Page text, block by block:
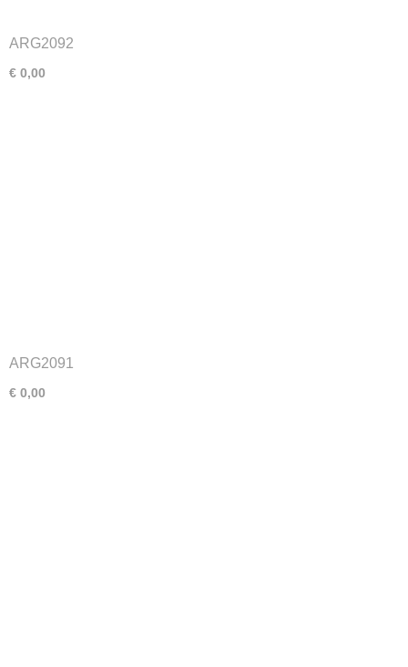
ARG2092
€ 0,00
ARG2091
€ 0,00